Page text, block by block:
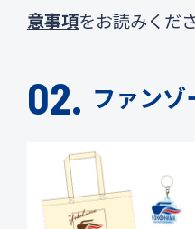
意事項をお読みくだ
ファンゾ